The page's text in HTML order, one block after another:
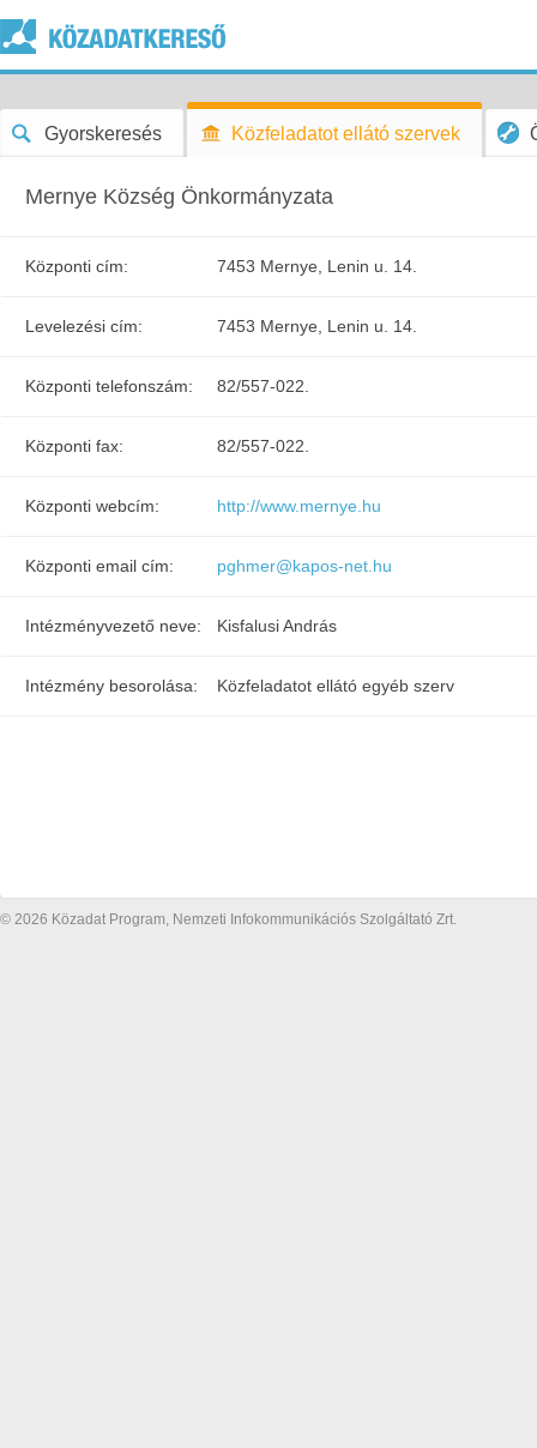
Gyorskeresés Közfeladatot ellátó szervek
Mernye Község Önkormányzata
Központi cím: 7453 Mernye, Lenin u. 14.
Levelezési cím: 7453 Mernye, Lenin u. 14.
Központi telefonszám: 82/557-022.
Központi fax: 82/557-022.
Központi webcím: http://www.mernye.hu
Központi email cím: pghmer@kapos-net.hu
Intézményvezető neve: Kisfalusi András
Intézmény besorolása: Közfeladatot ellátó egyéb szerv
© 2026 Közadat Program, Nemzeti Infokommunikációs Szolgáltató Zrt.